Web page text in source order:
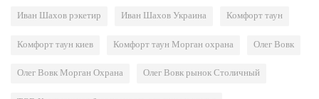
Иван Шахов рэкетир Иван Шахов Украина Комфорт таун
Комфорт таун киев Комфорт таун Морган охрана Олег Вовк
Олег Вовк Морган Охрана Олег Вовк рынок Столичный